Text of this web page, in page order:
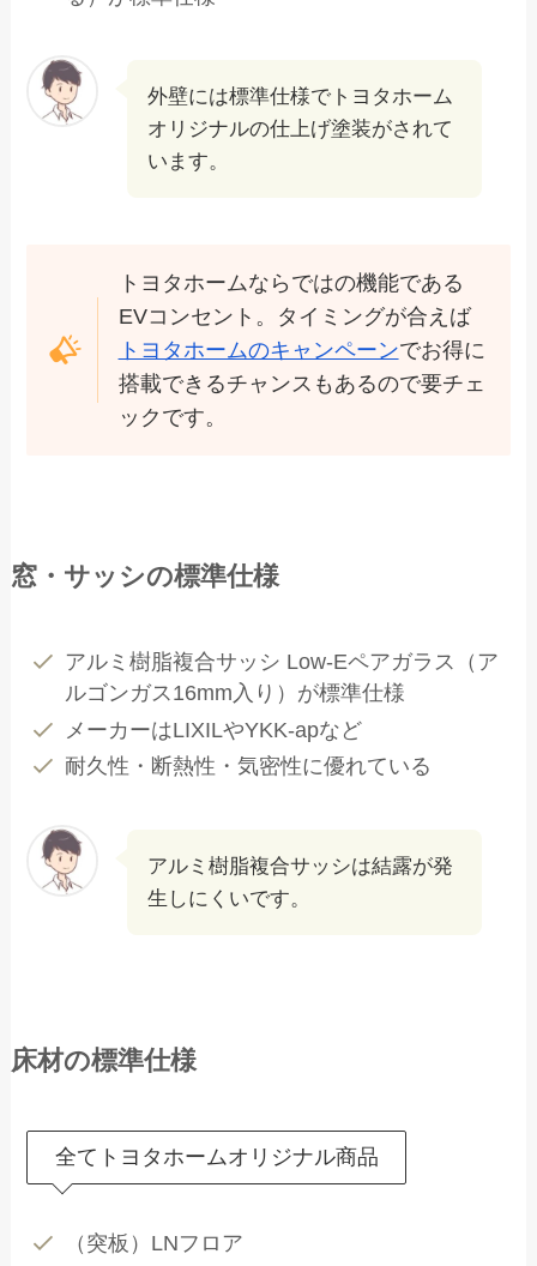
外壁には標準仕様でトヨタホーム
オリジナルの仕上げ塗装がされて
います。
トヨタホームならではの機能である
EVコンセント。タイミングが合えば
トヨタホームのキャンペーンでお得に
搭載できるチャンスもあるので要チェ
ックです。
窓・サッシの標準仕様
アルミ樹脂複合サッシ Low-Eペアガラス（ア
ルゴンガス16mm入り）が標準仕様
メーカーはLIXILやYKK-apなど
耐久性・断熱性・気密性に優れている
アルミ樹脂複合サッシは結露が発
生しにくいです。
床材の標準仕様
全てトヨタホームオリジナル商品
（突板）LNフロア